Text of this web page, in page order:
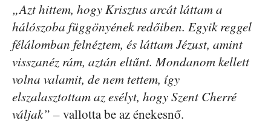
„Azt hittem, hogy Krisztus arcát láttam a
hálószoba függönyének redőiben. Egyik reggel
félálomban felnéztem, és láttam Jézust, amint
visszanéz rám, aztán eltűnt. Mondanom kellett
volna valamit, de nem tettem, így
elszalasztottam az esélyt, hogy Szent Cherré
váljak” – vallotta be az énekesnő.